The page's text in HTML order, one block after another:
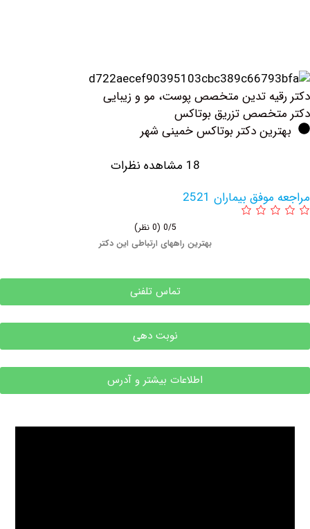
تدین متخصص پوست، مو و زیبایی
تزریق بوتاكس
دکتر بوتاکس خمینی شهر
بیماران 2521
بهترین راههای ارتباطی این دکتر
تماس تلفنی
نوبت دهی
اطلاعات بیشتر و آدرس